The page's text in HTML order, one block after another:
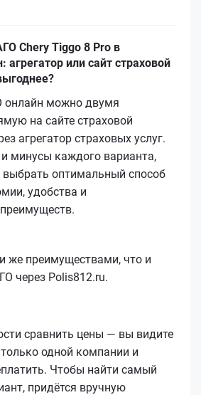
Chery Tiggo 8 Pro в
агрегатор или сайт страховой
можно двумя
на сайте страховой
агрегатор страховых услуг.
минусы каждого варианта,
оптимальный способ
удобства и
же преимуществами, что и
через Polis812.ru.
сравнить цены — вы видите
одной компании и
Чтобы найти самый
придётся вручную